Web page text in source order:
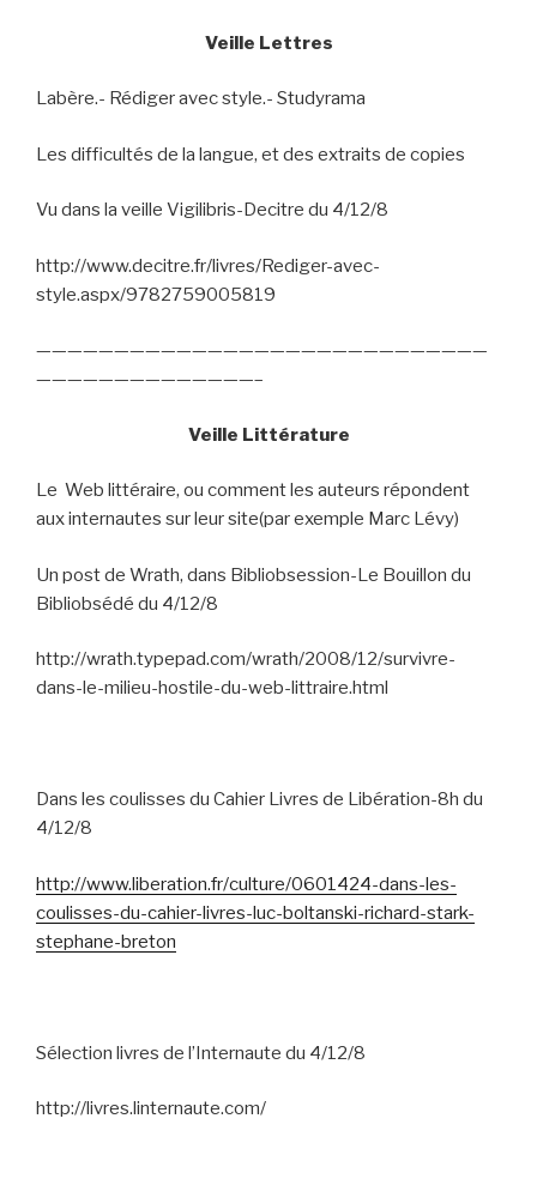
Veille Lettres
Labère.- Rédiger avec style.- Studyrama
Les difficultés de la langue, et des extraits de copies
Vu dans la veille Vigilibris-Decitre du 4/12/8
http://www.decitre.fr/livres/Rediger-avec-
style.aspx/9782759005819
—————————————————————————————
——————————————–
Veille Littérature
Le Web littéraire, ou comment les auteurs répondent
aux internautes sur leur site(par exemple Marc Lévy)
Un post de Wrath, dans Bibliobsession-Le Bouillon du
Bibliobsédé du 4/12/8
http://wrath.typepad.com/wrath/2008/12/survivre-
dans-le-milieu-hostile-du-web-littraire.html
Dans les coulisses du Cahier Livres de Libération-8h du
4/12/8
http://www.liberation.fr/culture/0601424-dans-les-
coulisses-du-cahier-livres-luc-boltanski-richard-stark-
stephane-breton
Sélection livres de l’Internaute du 4/12/8
http://livres.linternaute.com/